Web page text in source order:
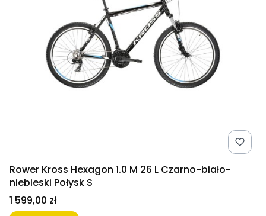
Rower Kross Hexagon 1.0 M 26 L Czarno-biało-
niebieski Połysk S
Cena
1 599,00 zł